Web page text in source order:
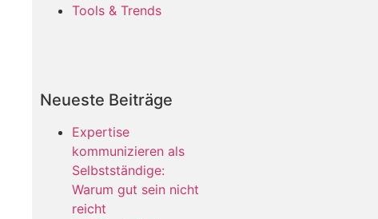
Tools & Trends
Neueste Beiträge
Expertise
kommunizieren als
Selbstständige:
Warum gut sein nicht
reicht